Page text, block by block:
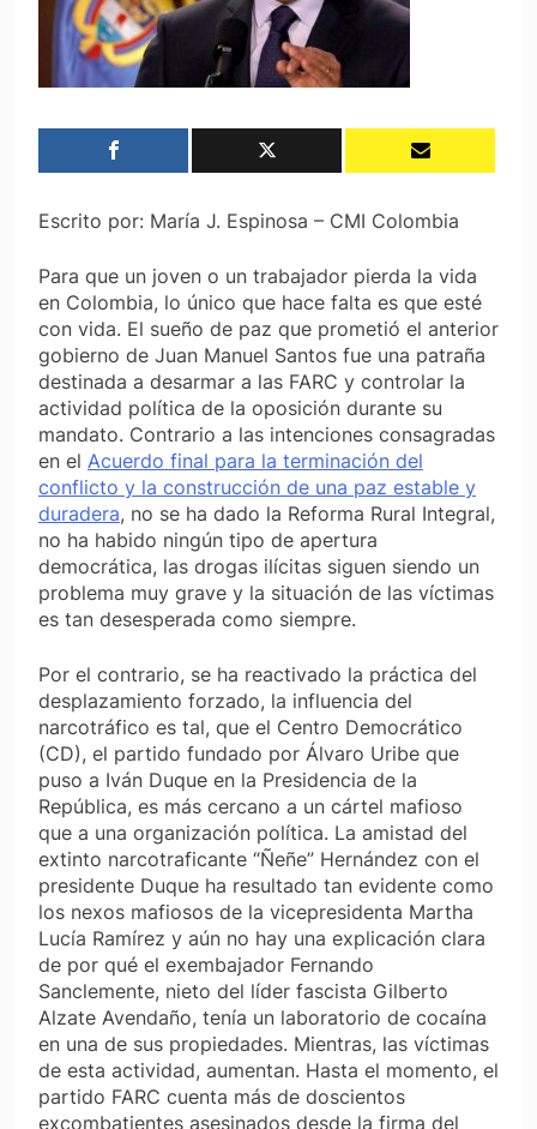
Escrito por: María J. Espinosa – CMI Colombia
Para que un joven o un trabajador pierda la vida
en Colombia, lo único que hace falta es que esté
con vida. El sueño de paz que prometió el anterior
gobierno de Juan Manuel Santos fue una patraña
destinada a desarmar a las FARC y controlar la
actividad política de la oposición durante su
mandato. Contrario a las intenciones consagradas
en el Acuerdo final para la terminación del
conflicto y la construcción de una paz estable y
duradera, no se ha dado la Reforma Rural Integral,
no ha habido ningún tipo de apertura
democrática, las drogas ilícitas siguen siendo un
problema muy grave y la situación de las víctimas
es tan desesperada como siempre.
Por el contrario, se ha reactivado la práctica del
desplazamiento forzado, la influencia del
narcotráfico es tal, que el Centro Democrático
(CD), el partido fundado por Álvaro Uribe que
puso a Iván Duque en la Presidencia de la
República, es más cercano a un cártel mafioso
que a una organización política. La amistad del
extinto narcotraficante “Ñeñe” Hernández con el
presidente Duque ha resultado tan evidente como
los nexos mafiosos de la vicepresidenta Martha
Lucía Ramírez y aún no hay una explicación clara
de por qué el exembajador Fernando
Sanclemente, nieto del líder fascista Gilberto
Alzate Avendaño, tenía un laboratorio de cocaína
en una de sus propiedades. Mientras, las víctimas
de esta actividad, aumentan. Hasta el momento, el
partido FARC cuenta más de doscientos
excombatientes asesinados desde la firma del